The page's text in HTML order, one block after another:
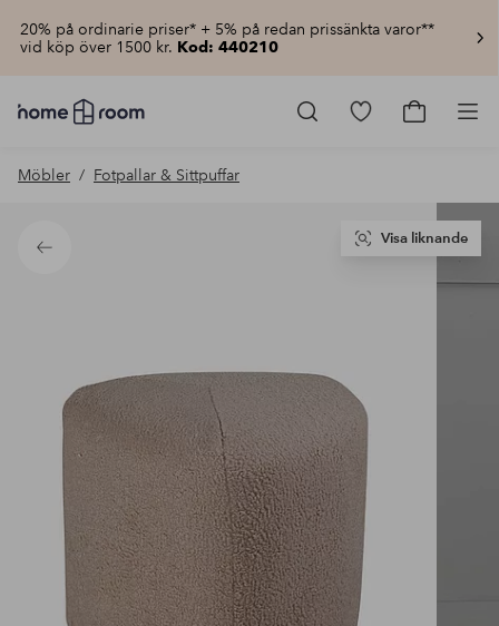
20% på ordinarie priser* + 5% på redan prissänkta varor**
vid köp över 1500 kr. Kod: 440210
Homeroom
–
hemmet
pris
Gå
Gå
Möbler Fotpallar & Sittpuffar
Tillbaka
Visa liknande